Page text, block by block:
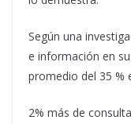
Según una
e información en
promedio del 35 %
2% más de